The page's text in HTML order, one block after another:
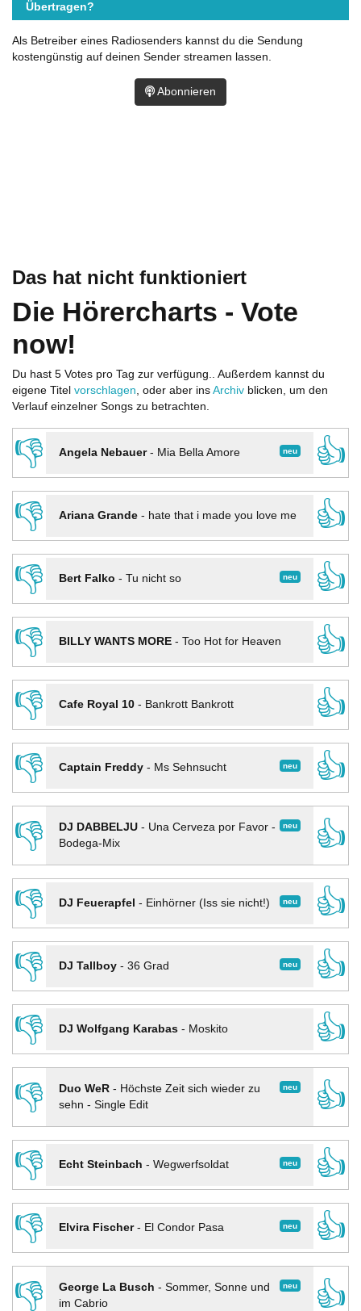
Das hat nicht funktioniert
Die Hörercharts - Vote
now!
Du hast 5 Votes pro Tag zur verfügung.. Außerdem kannst du
eigene Titel vorschlagen, oder aber ins Archiv blicken, um den
Verlauf einzelner Songs zu betrachten.
👎 neu
Angela Nebauer- Mia Bella Amore
👍
👎
Ariana Grande- hate that i made you love me
👍
👎
neu
Bert Falko - Tu nicht so
👍
👎
BILLY WANTS MORE- Too Hot for Heaven
👍
👎
Cafe Royal 10- Bankrott Bankrott
👍
👎
neu
Captain Freddy- Ms Sehnsucht
👍
👎
neu
DJ DABBELJU- Una Cerveza por Favor -
Bodega-Mix
👍
👎
neu
DJ Feuerapfel - Einhörner (Iss sie nicht!)
👍
👎
neu
DJ Tallboy- 36 Grad
👍
👎
DJ Wolfgang Karabas- Moskito
👍
👎
neu
Duo WeR- Höchste Zeit sich wieder zu
sehn - Single Edit
👍
👎
neu
Echt Steinbach - Wegwerfsoldat
👍
👎
neu
Elvira Fischer- El Condor Pasa
👍
👎
neu
George La Busch - Sommer, Sonne und
im Cabrio
👍
Übertragen?
Als Betreiber eines Radiosenders kannst du die Sendung
kostengünstig auf deinen Sender streamen lassen.
Abonnieren